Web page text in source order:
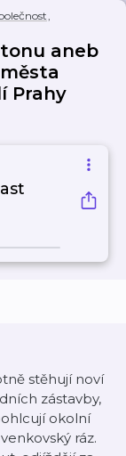
,
aneb
Prahy
stěhují noví
zástavby,
okolní
ráz.